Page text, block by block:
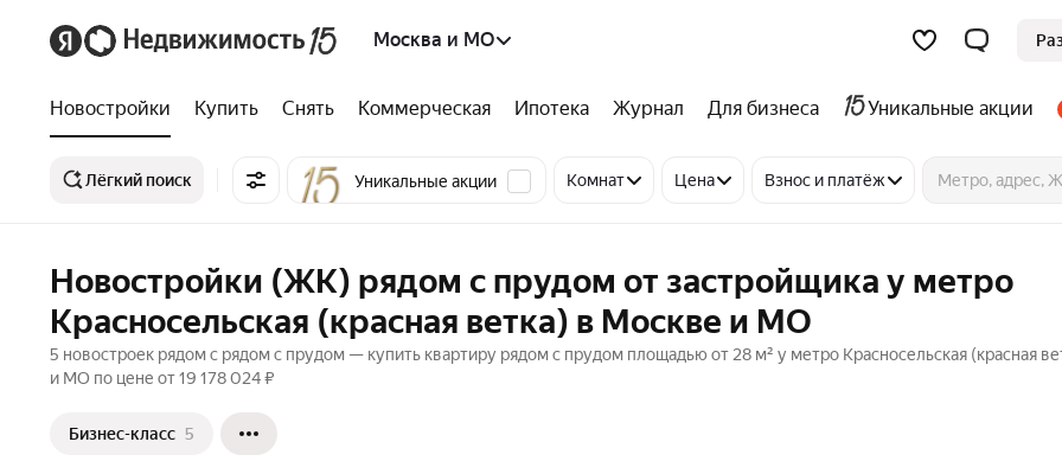
Москва и МО
Новостройки Купить Снять Коммерческая Ипотека Журнал Для бизнеса Уникальные акции
Лёгкий поиск Уникальные акции Комнат Цена Взнос и платёж
Новостройки (ЖК) рядом с прудом от застройщика у метро
Красносельская (красная ветка) в Москве и МО
5 новостроек рядом с рядом с прудом — купить квартиру рядом с прудом площадью от 28 м² у метро Красносельская (красная
и МО по цене от 19 178 024 ₽
Бизнес-класс 5